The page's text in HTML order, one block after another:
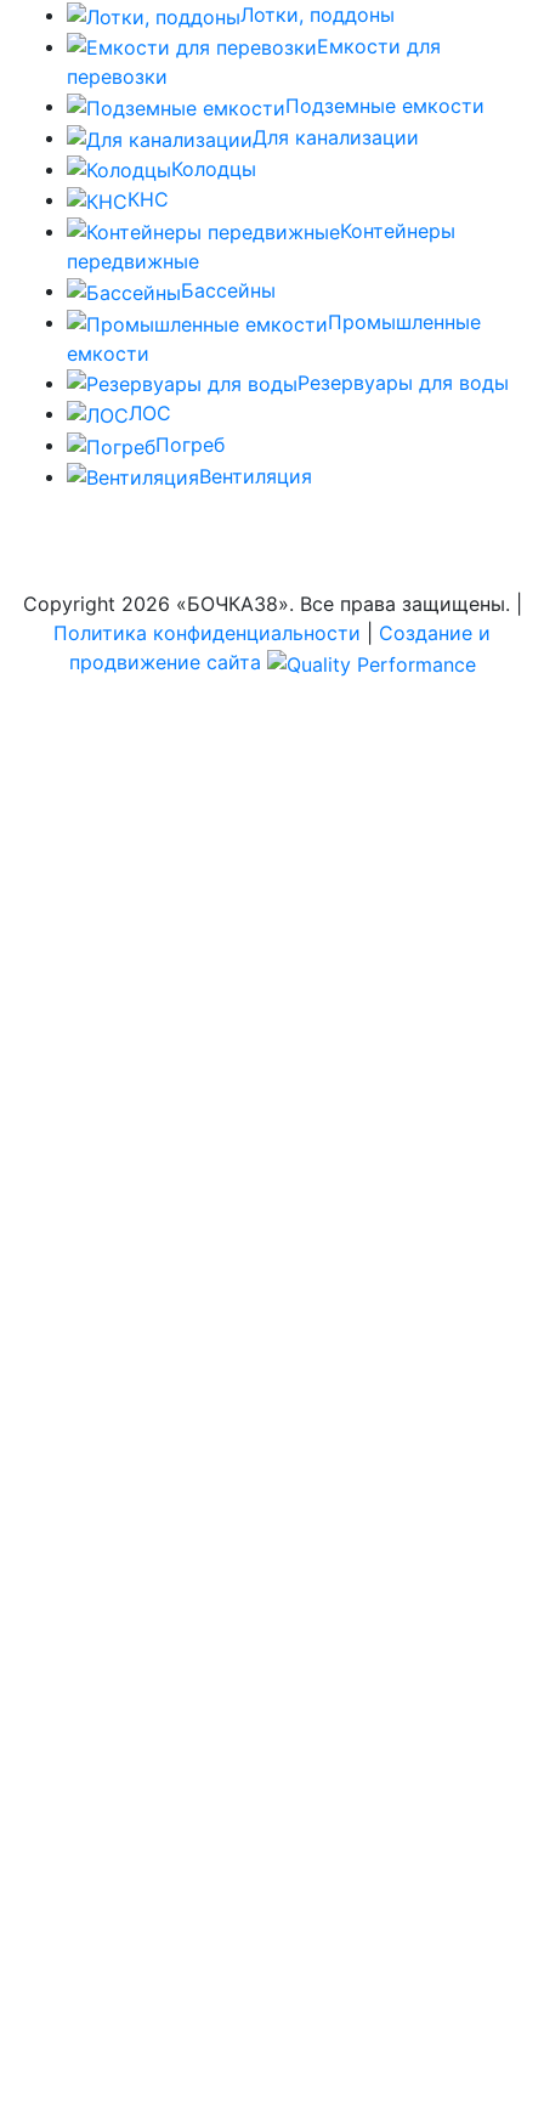
Лотки, поддоны
Емкости для
перевозки
Подземные емкости
Для канализации
Колодцы
КНС
Контейнеры
передвижные
Бассейны
Промышленные
емкости
Резервуары для воды
ЛОС
Погреб
Вентиляция
Copyright 2026 «БОЧКА38». Все права защищены. |
Политика конфиденциальности
Создание и
продвижение сайта